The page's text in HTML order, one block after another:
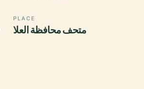
PLACE
متحف محافظة العلا